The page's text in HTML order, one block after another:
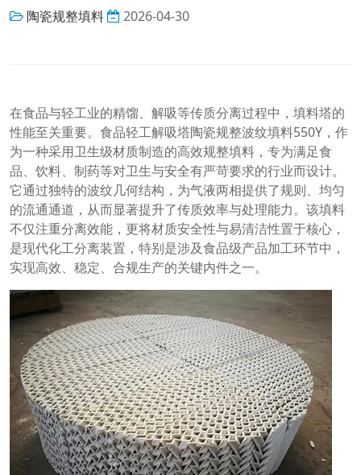
陶瓷规整填料 2026-04-30
在食品与轻工业的精馏、解吸等传质分离过程中，填料塔的
性能至关重要。食品轻工解吸塔陶瓷规整波纹填料550Y，作
为一种采用卫生级材质制造的高效规整填料，专为满足食
品、饮料、制药等对卫生与安全有严苛要求的行业而设计。
它通过独特的波纹几何结构，为气液两相提供了规则、均匀
的流通通道，从而显著提升了传质效率与处理能力。该填料
不仅注重分离效能，更将材质安全性与易清洁性置于核心，
是现代化工分离装置，特别是涉及食品级产品加工环节中，
实现高效、稳定、合规生产的关键内件之一。